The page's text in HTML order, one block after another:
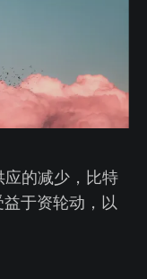
的减少，比特
于资轮动，以